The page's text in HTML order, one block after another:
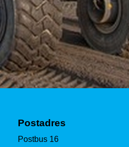
Postadres
Postbus 16